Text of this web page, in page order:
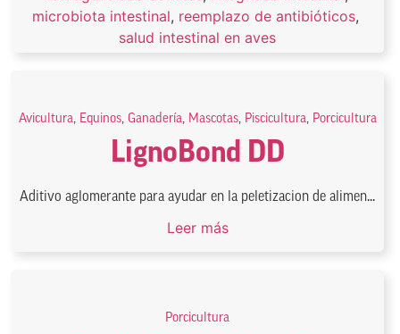
microbiota intestinal, reemplazo de antibióticos,
salud intestinal en aves
Avicultura, Equinos, Ganadería, Mascotas, Piscicultura, Porcicultura
LignoBond DD
Aditivo aglomerante para ayudar en la peletizacion de alimen...
Leer más
Porcicultura